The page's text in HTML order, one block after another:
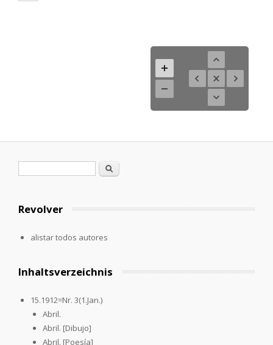
Formulario de búsqueda
Buscar
Revolver
alistar todos autores
Inhaltsverzeichnis
15.1912=Nr. 3(1.Jan.)
Abril.
Abril. [Dibujo]
Abril. [Poesía]